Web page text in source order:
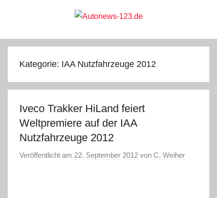
Autonews-
123.de
Kategorie: IAA Nutzfahrzeuge 2012
Iveco Trakker HiLand feiert
Weltpremiere auf der IAA
Nutzfahrzeuge 2012
Veröffentlicht am 22. September 2012 von C. Weiher